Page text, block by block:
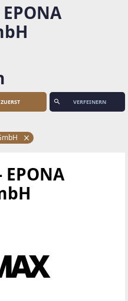
VERFEINERN
EPONA